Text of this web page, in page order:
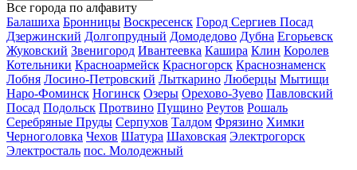
Все города по алфавиту
Балашиха Бронницы Воскресенск Город Сергиев Посад
Дзержинский Долгопрудный Домодедово Дубна Егорьевск
Жуковский Звенигород Ивантеевка Кашира Клин Королев
Котельники Красноармейск Красногорск Краснознаменск
Лобня Лосино-Петровский Лыткарино Люберцы Мытищи
Наро-Фоминск Ногинск Озеры Орехово-Зуево Павловский
Посад Подольск Протвино Пущино Реутов Рошаль
Серебряные Пруды Серпухов Талдом Фрязино Химки
Черноголовка Чехов Шатура Шаховская Электрогорск
Электросталь пос. Молодежный